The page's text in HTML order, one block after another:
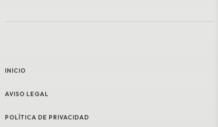
INICIO
AVISO LEGAL
POLÍTICA DE PRIVACIDAD